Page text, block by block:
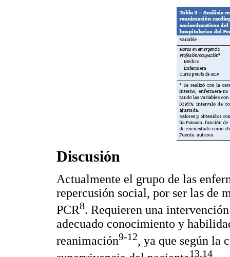
Discusión
Actualmente el grupo de las
repercusión social, por ser las de
PCR8. Requieren una
adecuado conocimiento y
reanimación9-12, ya que según la
13,14